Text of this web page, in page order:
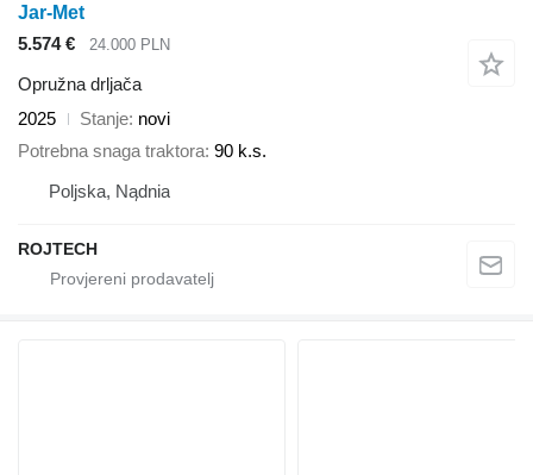
Jar-Met
5.574 €
24.000 PLN
Opružna drljača
2025
Stanje novi
Potrebna snaga traktora 90 k.s.
Poljska, Nądnia
ROJTECH